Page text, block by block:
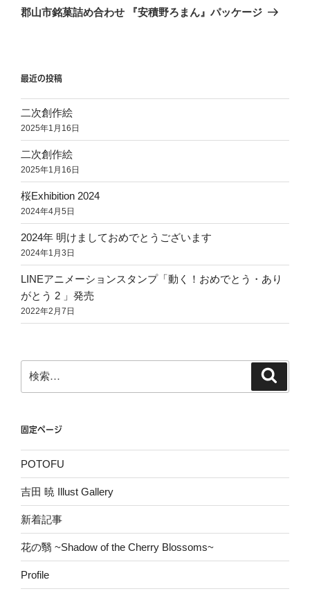
ゲ
ン
の
郡山市銘菓詰め合わせ 『安積野ろまん』パッケージ
最近の投稿
二次創作絵
2025年1月16日
二次創作絵
2025年1月16日
桜Exhibition 2024
2024年4月5日
2024年 明けましておめでとうございます
2024年1月3日
LINEアニメーションスタンプ「動く！おめでとう・あり
がとう 2 」発売
2022年2月7日
索:
固定ページ
POTOFU
吉田 暁 Illust Gallery
新着記事
花の翳 ~Shadow of the Cherry Blossoms~
Profile